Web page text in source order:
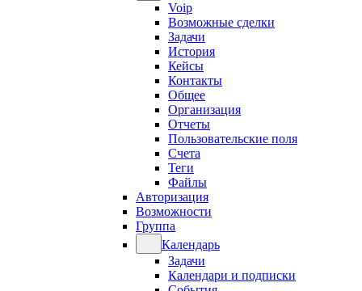
Voip
Возможные сделки
Задачи
История
Кейсы
Контакты
Общее
Организация
Отчеты
Пользовательские поля
Счета
Теги
Файлы
Авторизация
Возможности
Группа
Календарь
Задачи
Календари и подписки